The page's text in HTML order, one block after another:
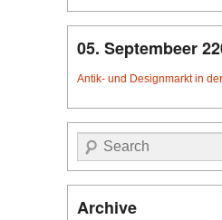
05. Septembeer
Antik- und Designmarkt in
Suche
Archive